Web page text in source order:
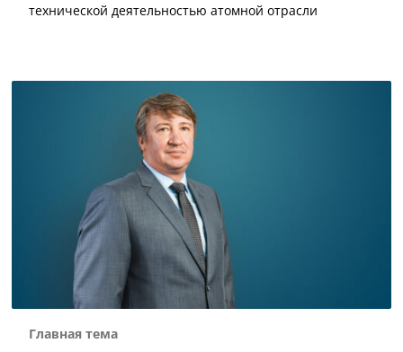
технической деятельностью атомной отрасли
Главная тема